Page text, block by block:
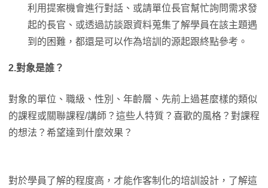
利用提案機會進行對話、或請單位長官幫忙詢問需求發
起的長官、或透過訪談跟資料蒐集了解學員在該主題遇
到的困難，都還是可以作為培訓的源起跟終點參考。
2.對象是誰？
對象的單位、職級、性別、年齡層、先前上過甚麼樣的類似
的課程或關聯課程/講師？這些人特質？喜歡的風格？對課程
的想法？希望達到什麼效果？
對於學員了解的程度高，才能作客制化的培訓設計，了解這